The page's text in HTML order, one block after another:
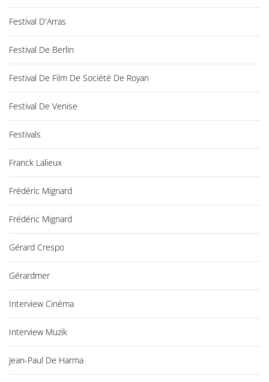
Festival D'Arras
Festival De Berlin
Festival De Film De Société De Royan
Festival De Venise
Festivals
Franck Lalieux
Frédéric Mignard
Frédéric Mignard
Gérard Crespo
Gérardmer
Interview Cinéma
Interview Muzik
Jean-Paul De Harma